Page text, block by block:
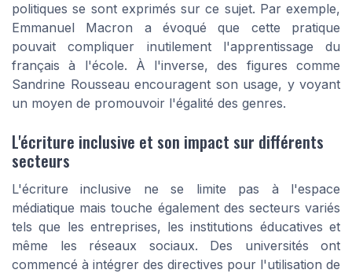
politiques se sont exprimés sur ce sujet. Par exemple,
Emmanuel Macron a évoqué que cette pratique
pouvait compliquer inutilement l'apprentissage du
français à l'école. À l'inverse, des figures comme
Sandrine Rousseau encouragent son usage, y voyant
un moyen de promouvoir l'égalité des genres.
L'écriture inclusive et son impact sur différents
secteurs
L'écriture inclusive ne se limite pas à l'espace
médiatique mais touche également des secteurs variés
tels que les entreprises, les institutions éducatives et
même les réseaux sociaux. Des universités ont
commencé à intégrer des directives pour l'utilisation de